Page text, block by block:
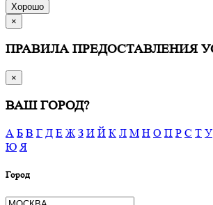
Хорошо
×
ПРАВИЛА ПРЕДОСТАВЛЕНИЯ
×
ВАШ ГОРОД?
А Б В Г Д Е Ж З И Й К Л М Н О П Р С Т У
Ю Я
Город